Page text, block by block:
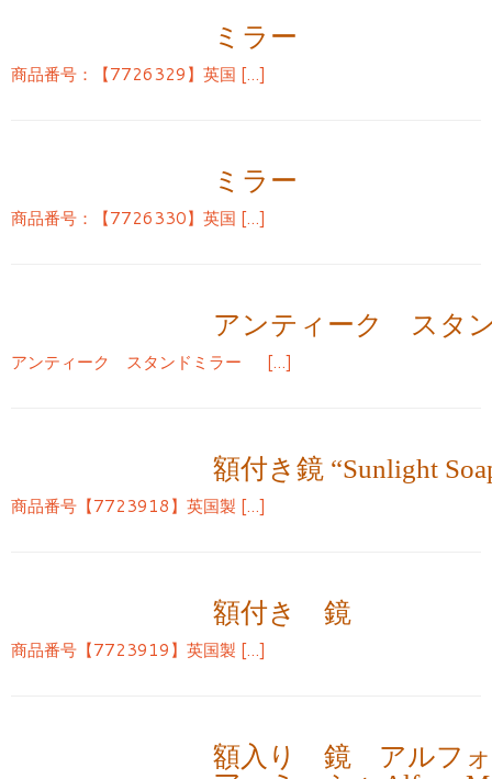
ミラー
商品番号：【7726329】英国 […]
ミラー
商品番号：【7726330】英国 […]
アンティーク スタ
アンティーク スタンドミラー […]
額付き鏡 “Sunlight
商品番号【7723918】英国製 […]
額付き 鏡
商品番号【7723919】英国製 […]
額入り 鏡 アルフォ